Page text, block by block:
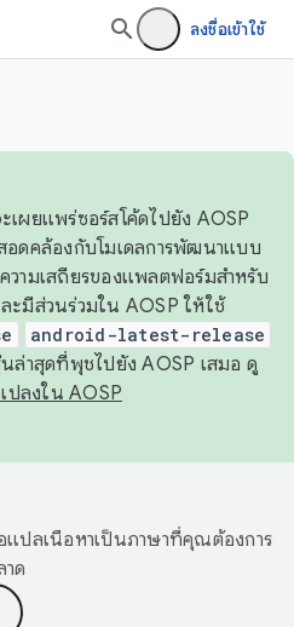
ลงชื่อเข้าใช้
เผยแพร่ซอร์สโค้ดไปยัง AOSP
อดคล้องกับโมเดลการพัฒนาแบบ
ามเสถียรของแพลตฟอร์มสำหรับ
ะมีส่วนร่วมใน AOSP ให้ใช้
android-latest-release
ล่าสุดที่พุชไปยัง AOSP เสมอ ดู
ปลงใน AOSP
แปลเนื้อหาเป็นภาษาที่คุณต้องการ
ด